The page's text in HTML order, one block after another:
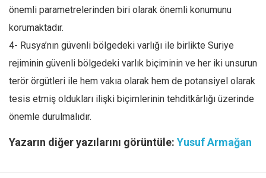
önemli parametrelerinden biri olarak önemli konumunu
korumaktadır.
4- Rusya’nın güvenli bölgedeki varlığı ile birlikte Suriye
rejiminin güvenli bölgedeki varlık biçiminin ve her iki unsurun
terör örgütleri ile hem vakıa olarak hem de potansiyel olarak
tesis etmiş oldukları ilişki biçimlerinin tehditkârlığı üzerinde
önemle durulmalıdır.
Yazarın diğer yazılarını görüntüle: Yusuf Armağan